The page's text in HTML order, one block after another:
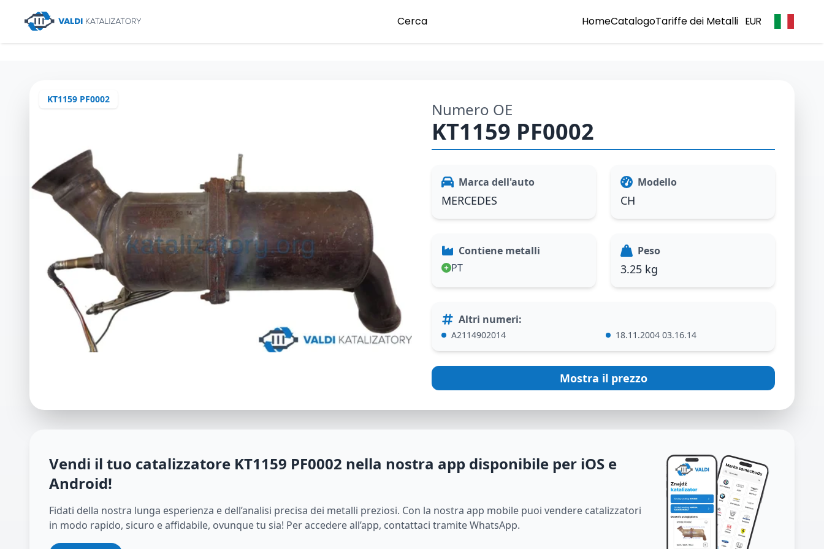
Cerca HomeCatalogoTariffe dei Metalli EUR
KT1159 PF0002
Numero OE
KT1159 PF0002
Marca dell'auto
MERCEDES
Modello
CH
Contiene metalli
PT
Peso
3.25 kg
Altri numeri:
A2114902014 18.11.2004 03.16.14
Mostra il prezzo
Vendi il tuo catalizzatore KT1159 PF0002 nella nostra app disponibile per iOS e
Android!
Fidati della nostra lunga esperienza e dell’analisi precisa dei metalli preziosi. Con la nostra app mobile puoi vendere catalizzatori
in modo rapido, sicuro e affidabile, ovunque tu sia! Per accedere all’app, contattaci tramite WhatsApp.